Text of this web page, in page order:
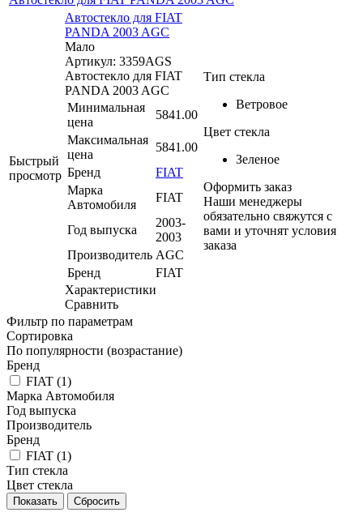
Быстрый
просмотр
Автостекло для FIAT
PANDA 2003 AGC
Мало
Артикул: 3359AGS
Автостекло для FIAT
PANDA 2003 AGC
Минимальная
цена
5841.00
Максимальная
цена
5841.00
Бренд
FIAT
Марка
Автомобиля
FIAT
Год выпуска
2003-
2003
Производитель AGC
Бренд
FIAT
Характеристики
Сравнить
Тип стекла
Ветровое
Цвет стекла
Зеленое
Оформить заказ
Наши менеджеры
обязательно свяжутся с
вами и уточнят условия
заказа
Фильтр по параметрам
Сортировка
По популярности (возрастание)
Бренд
FIAT (1)
Марка Автомобиля
Год выпуска
Производитель
Бренд
FIAT (1)
Тип стекла
Цвет стекла
Сбросить